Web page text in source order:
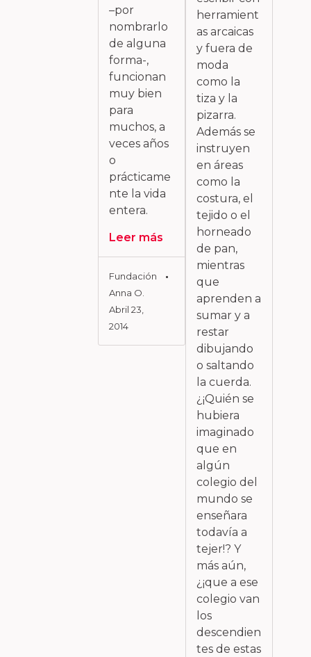
–por
nombrarlo
de alguna
forma-,
funcionan
muy bien
para
muchos, a
veces años
o
prácticame
nte la vida
entera.
Leer más
Fundación
Anna O.
Abril 23,
2014
herramient
as arcaicas
y fuera de
moda
como la
tiza y la
pizarra.
Además se
instruyen
en áreas
como la
costura, el
tejido o el
horneado
de pan,
mientras
que
aprenden a
sumar y a
restar
dibujando
o saltando
la cuerda.
¿¡Quién se
hubiera
imaginado
que en
algún
colegio del
mundo se
enseñara
todavía a
tejer!? Y
más aún,
¿¡que a ese
colegio van
los
descendien
tes de estas